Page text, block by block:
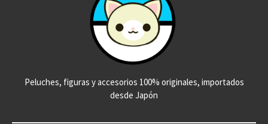
Peluches, figuras y accesorios 100% originales, importados
desde Japón